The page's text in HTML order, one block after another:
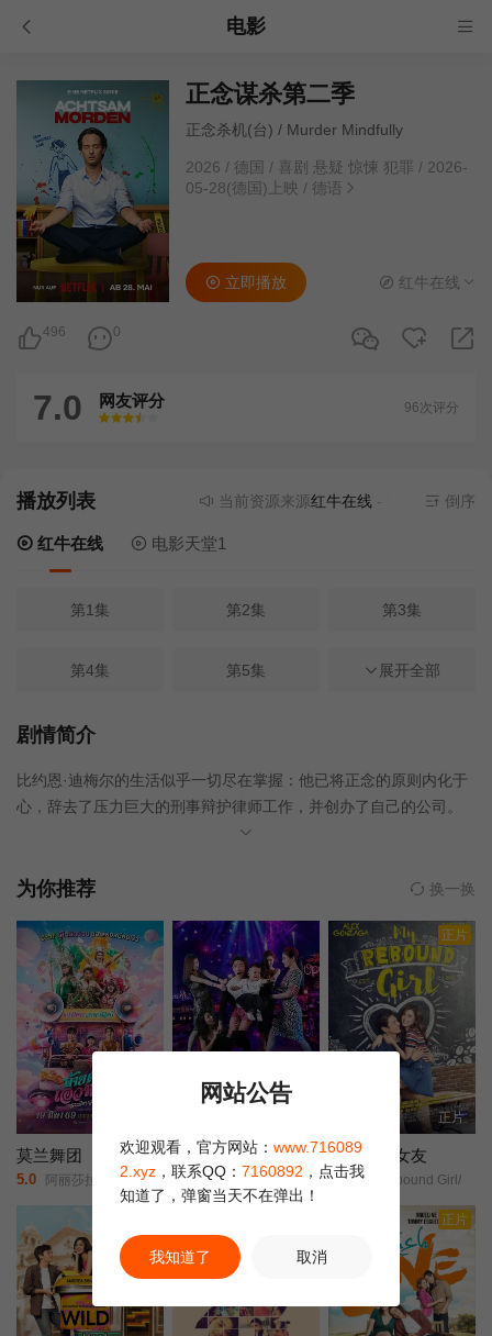
电影
正念谋杀第二季
正念杀机(台) / Murder Mindfully
2026 / 德国 / 喜剧 悬疑 惊悚 犯罪 / 2026-
05-28(德国)上映 / 德语
496 0
立即播放 红牛在线
7.0 网友评分
很差
较差还行推荐力荐
96次评分
播放列表 当前资源来源红牛在线- 无需安装任何插
倒序
红牛在线 电影天堂1
第1集 第2集 第3集
第4集 第5集 第6集
第7集
展开全部
剧情简介
比约恩·迪梅尔的生活似乎一切尽在掌握：他已将正念的原则内化于
心，辞去了压力巨大的刑事辩护律师工作，并创办了自己的公司。
他花更多时间陪伴女儿艾米莉，与即将离婚的妻子卡塔琳娜争吵时
族的法律代表，而他已经巧妙地让这两个家族的首领销声匿迹。然
他为何无法享受这一切？ 原因在于“内在小孩”！正如他的正念
教练约施卡·布莱特纳所解释的那样，比约恩童年时期的旧伤与未解
的冲突，对他的影响远比他意识到的更深。比约恩努力治愈这些创
伤，与过去和解，同时还要应对烦人的直升机父母、警察调查员、
勒索以及生活中层出不穷的各种挑战。最终，比约恩意识到，他的
内心探索不仅带来了情感上的清晰，也对他那些见不得光的活动产
生了现实层面的影响。
为你推荐 换一换
莫兰舞团
5.0 阿丽莎拉·翁差丽/Sitthiphon/Disamoe/
夜蒲之奶爸总裁
10.0 李文骁/侯迪/媛媛/石承昊/
正片
正片
我的备胎女友
2.0 My Rebound Girl/
正片
网站公告
欢迎观看，官方网站： www.716089
2.xyz ，联系QQ： 7160892 ，点击我
知道了，弹窗当天不在弹出！
我知道了 取消